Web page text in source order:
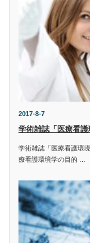
2017-8-7
学術雑誌「医療看護
学術雑誌「医療看護環
療看護環境学の目的 …